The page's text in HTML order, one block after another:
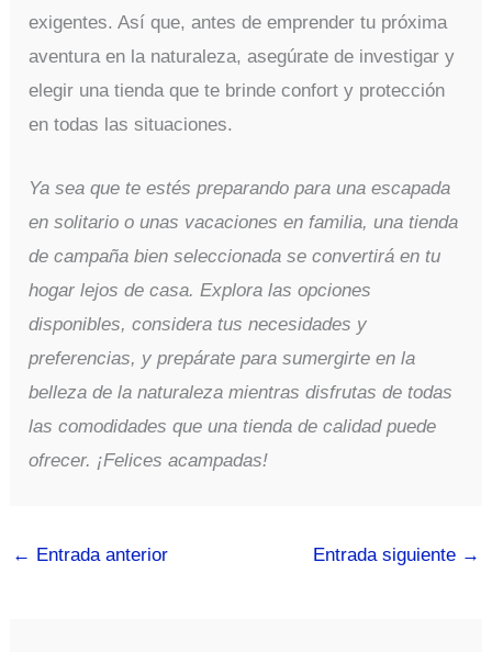
exigentes. Así que, antes de emprender tu próxima
aventura en la naturaleza, asegúrate de investigar y
elegir una tienda que te brinde confort y protección
en todas las situaciones.
Ya sea que te estés preparando para una escapada
en solitario o unas vacaciones en familia, una tienda
de campaña bien seleccionada se convertirá en tu
hogar lejos de casa. Explora las opciones
disponibles, considera tus necesidades y
preferencias, y prepárate para sumergirte en la
belleza de la naturaleza mientras disfrutas de todas
las comodidades que una tienda de calidad puede
ofrecer. ¡Felices acampadas!
← Entrada anterior Entrada siguiente →